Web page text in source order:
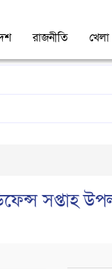
রাজনীতি খেলা
সপ্তাহ